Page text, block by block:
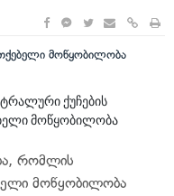
ქუჩების
მოწყობილობა
რომლის
მოწყობილობა